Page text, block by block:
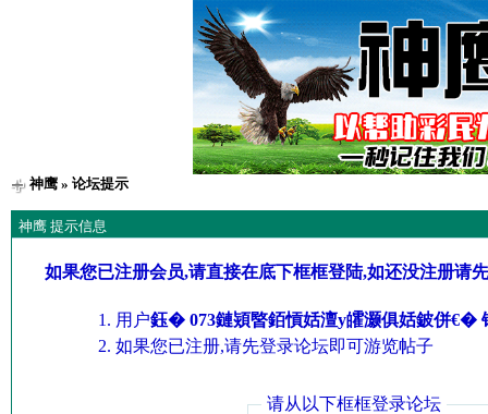
神鹰» 论坛提示
神鹰 提示信息
如果您已注册会员,请直接在底下框框登陆,如还没注册请
用户鈺� 073鏈熲暋銆愩姡澶у皬灏俱姡鈹併€�
如果您已注册,请先登录论坛即可游览帖子
请从以下框框登录论坛